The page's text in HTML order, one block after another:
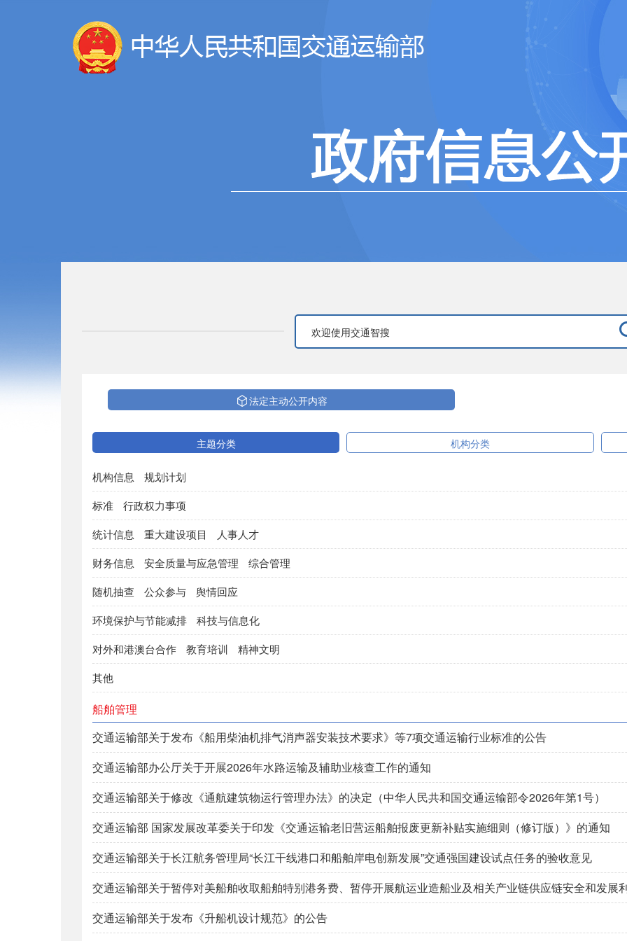
法定主动公开内容
主题分类 机构分类
机构信息
规划计划
标准
行政权力事项
统计信息
重大建设项目
人事人才
财务信息
安全质量与应急管理
综合管理
随机抽查
公众参与
舆情回应
环境保护与节能减排
科技与信息化
对外和港澳台合作
教育培训
精神文明
其他
船舶管理
交通运输部关于发布《船用柴油机排气消声器安装技术要求》等7项交通运输行业标准的公告
交通运输部办公厅关于开展2026年水路运输及辅助业核查工作的通知
交通运输部关于修改《通航建筑物运行管理办法》的决定（中华人民共和国交通运输部令2026年第1号）
交通运输部 国家发展改革委关于印发《交通运输老旧营运船舶报废更新补贴实施细则（修订版）》的通知
交通运输部关于长江航务管理局“长江干线港口和船舶岸电创新发展”交通强国建设试点任务的验收意见
交通运输部关于暂停对美船舶收取船舶特别港务费、暂停开展航运业造船业及相关产业链供应链安全和发展
交通运输部关于发布《升船机设计规范》的公告